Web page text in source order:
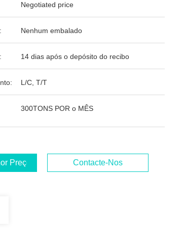
Negotiated price
Nenhum embalado
14 dias após o depósito do recibo
L/C, T/T
300TONS POR o MÊS
Preço Contacte-Nos